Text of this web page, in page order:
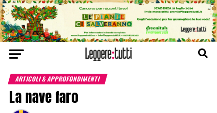
ARTICOLI & APPROFONDIMENTI
La nave faro